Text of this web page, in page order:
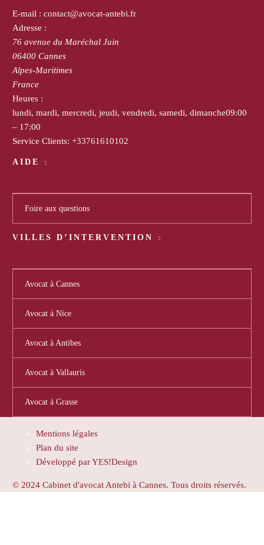
E-mail : contact@avocat-antebi.fr
Adresse :
76 avenue du Maréchal Juin
06400 Cannes
Alpes-Maritimes
France
Heures :
lundi, mardi, mercredi, jeudi, vendredi, samedi, dimanche09:00
– 17:00
Service Clients: +33761610102
AIDE
Foire aux questions
VILLES D’INTERVENTION
Avocat à Cannes
Avocat à Nice
Avocat à Antibes
Avocat à Vallauris
Avocat à Grasse
Mentions légales
Plan du site
Développé par YES!Design
© 2024 Cabinet d'avocat Antebi à Cannes. Tous droits réservés.